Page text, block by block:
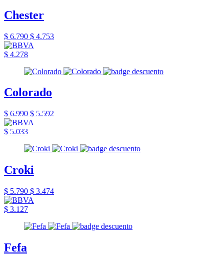
Chester
$ 6.790 $ 4.753
$ 4.278
Colorado
$ 6.990 $ 5.592
$ 5.033
Croki
$ 5.790 $ 3.474
$ 3.127
Fefa